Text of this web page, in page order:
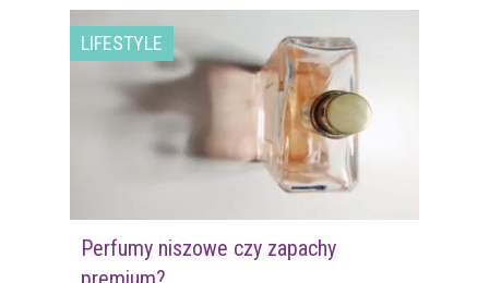
LIFESTYLE
Perfumy niszowe czy zapachy